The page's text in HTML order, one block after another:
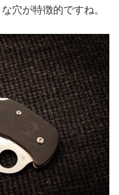
穴が特徴的ですね。